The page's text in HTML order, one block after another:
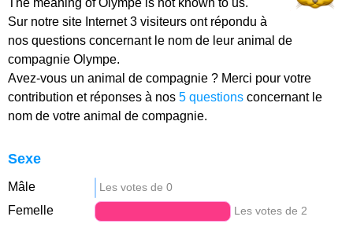
The meaning of Olympe is not known to us.
Sur notre site Internet 3 visiteurs ont répondu à
nos questions concernant le nom de leur animal de
compagnie Olympe.
Avez-vous un animal de compagnie ? Merci pour votre
contribution et réponses à nos 5 questions concernant le
nom de votre animal de compagnie.
Sexe
Mâle Les votes de 0
Femelle Les votes de 2